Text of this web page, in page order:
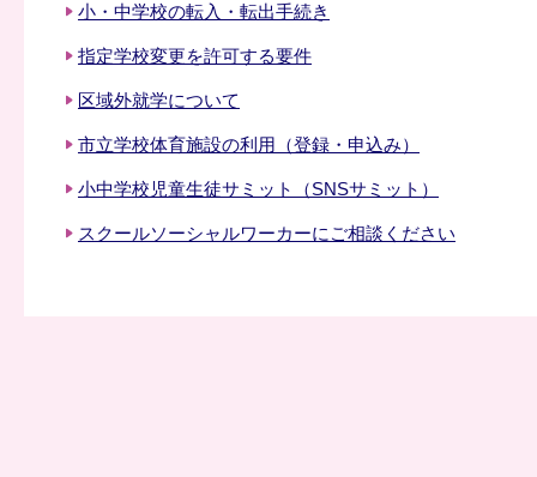
小・中学校の転入・転出手続き
指定学校変更を許可する要件
区域外就学について
市立学校体育施設の利用（登録・申込み）
小中学校児童生徒サミット（SNSサミット）
スクールソーシャルワーカーにご相談ください